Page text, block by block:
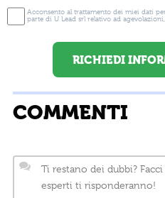
Acconsento al trattamento dei miei dati
parte di U Lead srl relativo ad
COMMENTI